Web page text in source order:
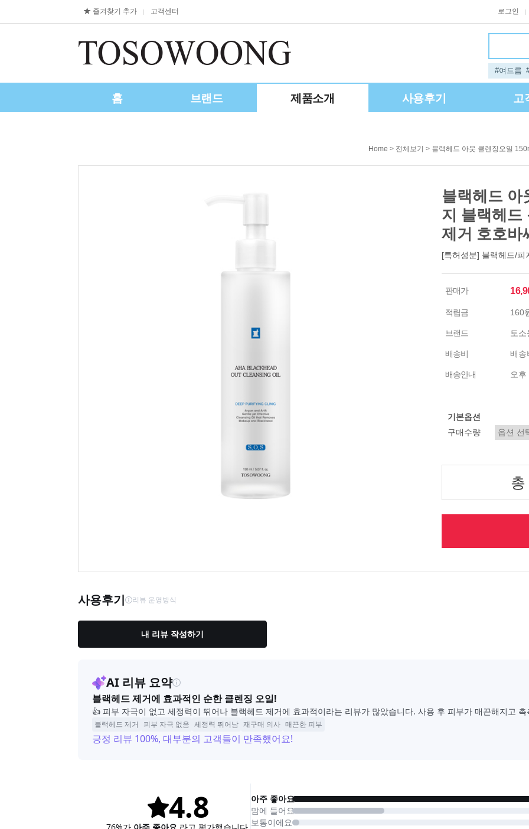
즐겨찾기 추가 | 고객센터 로그인 |
#여드름
홈 브랜드 제품소개 사용후기 고
Home > 전체보기 > 블랙헤드 아웃 클렌징오일
블랙헤드 아
지 블랙헤드
제거 호호바
[특허성분] 블랙헤드/피
판매가
적립금 160
브랜드 토소
배송비 배송
배송안내 오후
기본옵션
구매수량
총